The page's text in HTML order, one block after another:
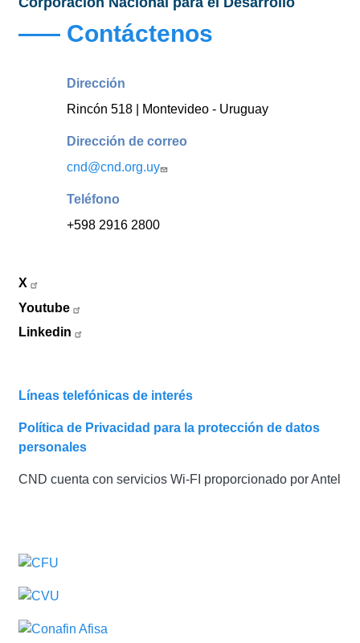
Contáctenos
Dirección
Rincón 518 | Montevideo - Uruguay
Dirección de correo
cnd@cnd.org.uy
Teléfono
+598 2916 2800
X
Youtube
Linkedin
Líneas telefónicas de interés
Política de Privacidad para la protección de datos
personales
CND cuenta con servicios Wi-FI proporcionado por Antel